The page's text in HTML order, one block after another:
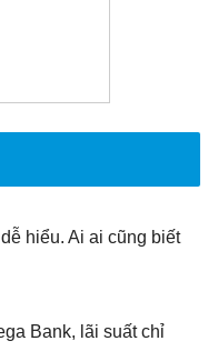
hiểu. Ai ai cũng biết
Bank, lãi suất chỉ